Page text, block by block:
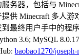
务器，包括与
供 Minecraft 多人游
最终用户手中的程
3.6; MySQL
baobao1270/